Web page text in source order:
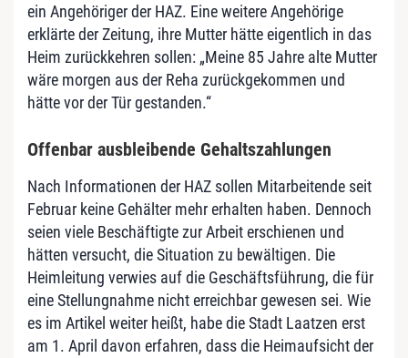
ein Angehöriger der HAZ. Eine weitere Angehörige
erklärte der Zeitung, ihre Mutter hätte eigentlich in das
Heim zurückkehren sollen: „Meine 85 Jahre alte Mutter
wäre morgen aus der Reha zurückgekommen und
hätte vor der Tür gestanden.“
Offenbar ausbleibende Gehaltszahlungen
Nach Informationen der HAZ sollen Mitarbeitende seit
Februar keine Gehälter mehr erhalten haben. Dennoch
seien viele Beschäftigte zur Arbeit erschienen und
hätten versucht, die Situation zu bewältigen. Die
Heimleitung verwies auf die Geschäftsführung, die für
eine Stellungnahme nicht erreichbar gewesen sei. Wie
es im Artikel weiter heißt, habe die Stadt Laatzen erst
am 1. April davon erfahren, dass die Heimaufsicht der